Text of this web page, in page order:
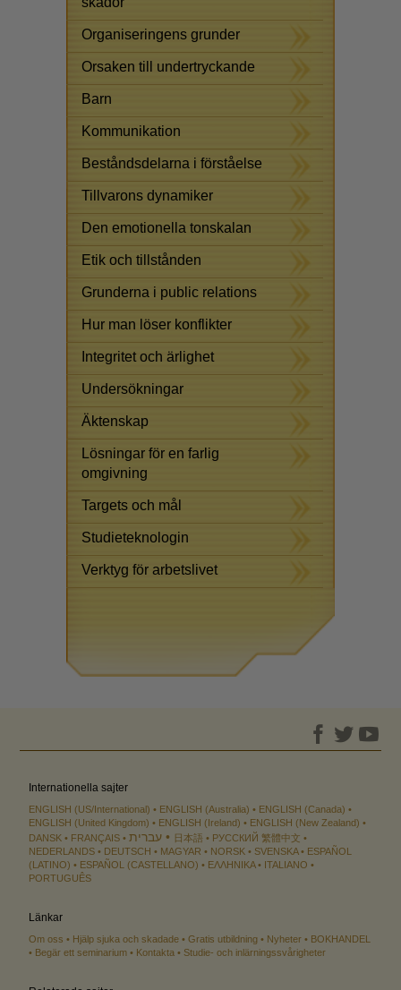
Organiseringens grunder
Orsaken till undertryckande
Barn
Kommunikation
Beståndsdelarna i förståelse
Tillvarons dynamiker
Den emotionella tonskalan
Etik och tillstånden
Grunderna i public relations
Hur man löser konflikter
Integritet och ärlighet
Undersökningar
Äktenskap
Lösningar för en farlig
omgivning
Targets och mål
Studieteknologin
Verktyg för arbetslivet
Internationella sajter
ENGLISH (US/International) ENGLISH (Australia)
ENGLISH (Canada)
ENGLISH (United Kingdom)
ENGLISH (Ireland)
ENGLISH (New Zealand)
DANSK
FRANÇAIS עברית 日本語 РУССКИЙ 繁體中文
NEDERLANDS
DEUTSCH MAGYAR NORSK SVENSKA
ESPAÑOL
(LATINO)
ESPAÑOL (CASTELLANO) ΕΛΛΗΝΙΚA
ITALIANO
PORTUGUÊS
Länkar
Om oss Hjälp sjuka och skadade Gratis utbildning Nyheter
BOKHANDEL
Begär ett seminarium
Kontakta Studie- och inlärningssvårigheter